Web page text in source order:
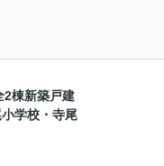
2棟新築戸建
学校・寺尾